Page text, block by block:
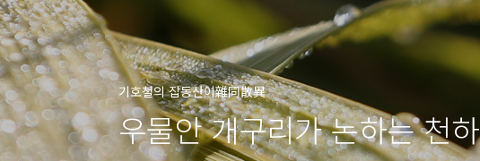
기호철의 잡동산이雜同散異
우물안 개구리가 논하는 천하